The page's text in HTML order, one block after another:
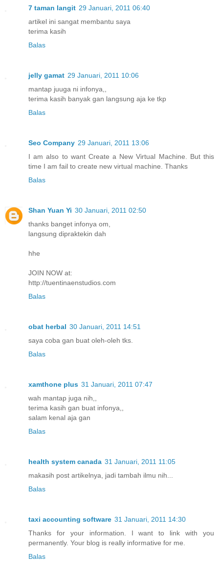
7 taman langit 29 Januari, 2011 06:40
artikel ini sangat membantu saya
terima kasih
Balas
jelly gamat 29 Januari, 2011 10:06
mantap juuga ni infonya,,
terima kasih banyak gan langsung aja ke tkp
Balas
Seo Company 29 Januari, 2011 13:06
I am also to want Create a New Virtual Machine. But this
time I am fail to create new virtual machine. Thanks
Balas
Shan Yuan Yi 30 Januari, 2011 02:50
thanks banget infonya om,
langsung dipraktekin dah
hhe
JOIN NOW at:
http://tuentinaenstudios.com
Balas
obat herbal 30 Januari, 2011 14:51
saya coba gan buat oleh-oleh tks.
Balas
xamthone plus 31 Januari, 2011 07:47
wah mantap juga nih,,
terima kasih gan buat infonya,,
salam kenal aja gan
Balas
health system canada 31 Januari, 2011 11:05
makasih post artikelnya, jadi tambah ilmu nih...
Balas
taxi accounting software 31 Januari, 2011 14:30
Thanks for your information. I want to link with you
permanently. Your blog is really informative for me.
Balas